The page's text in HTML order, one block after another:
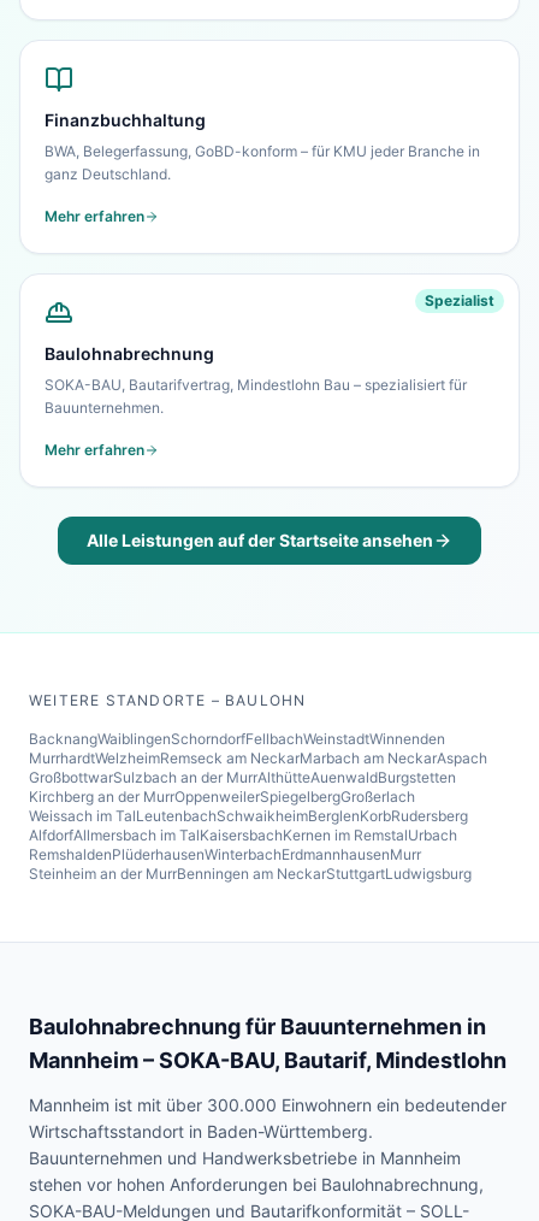
Finanzbuchhaltung
BWA, Belegerfassung, GoBD-konform – für KMU jeder Branche in
ganz Deutschland.
Mehr erfahren
Spezialist
Baulohnabrechnung
SOKA-BAU, Bautarifvertrag, Mindestlohn Bau – spezialisiert für
Bauunternehmen.
Mehr erfahren
Alle Leistungen auf der Startseite ansehen
WEITERE STANDORTE – BAULOHN
BacknangWaiblingenSchorndorfFellbachWeinstadtWinnenden
MurrhardtWelzheimRemseck am NeckarMarbach am NeckarAspach
GroßbottwarSulzbach an der MurrAlthütteAuenwaldBurgstetten
Kirchberg an der MurrOppenweilerSpiegelbergGroßerlach
Weissach im TalLeutenbachSchwaikheimBerglenKorbRudersberg
AlfdorfAllmersbach im TalKaisersbachKernen im RemstalUrbach
RemshaldenPlüderhausenWinterbachErdmannhausenMurr
Steinheim an der MurrBenningen am NeckarStuttgartLudwigsburg
Baulohnabrechnung für Bauunternehmen in
Mannheim– SOKA-BAU, Bautarif, Mindestlohn
Mannheim ist mit über 300.000 Einwohnern ein bedeutender
Wirtschaftsstandort in Baden-Württemberg.
Bauunternehmen und Handwerksbetriebe in Mannheim
stehen vor hohen Anforderungen bei Baulohnabrechnung,
SOKA-BAU-Meldungen und Bautarifkonformität – SOLL-